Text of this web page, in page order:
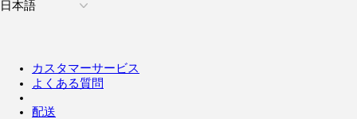
日本語
カスタマーサービス
よくある質問
配送